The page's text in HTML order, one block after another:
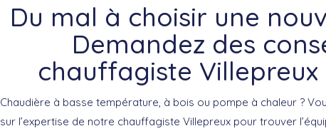
Du mal à choisir une
Demandez des
chauffagiste
Chaudière à basse température, à bois ou pompe à chaleur ?
sur l’expertise de notre chauffagiste Villepreux pour trouver